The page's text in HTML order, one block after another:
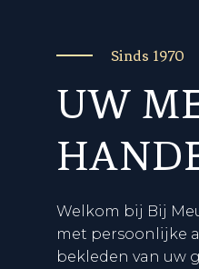
Sinds 1970
UW
Welkom bij Bij
met persoonlijke
bekleden van uw